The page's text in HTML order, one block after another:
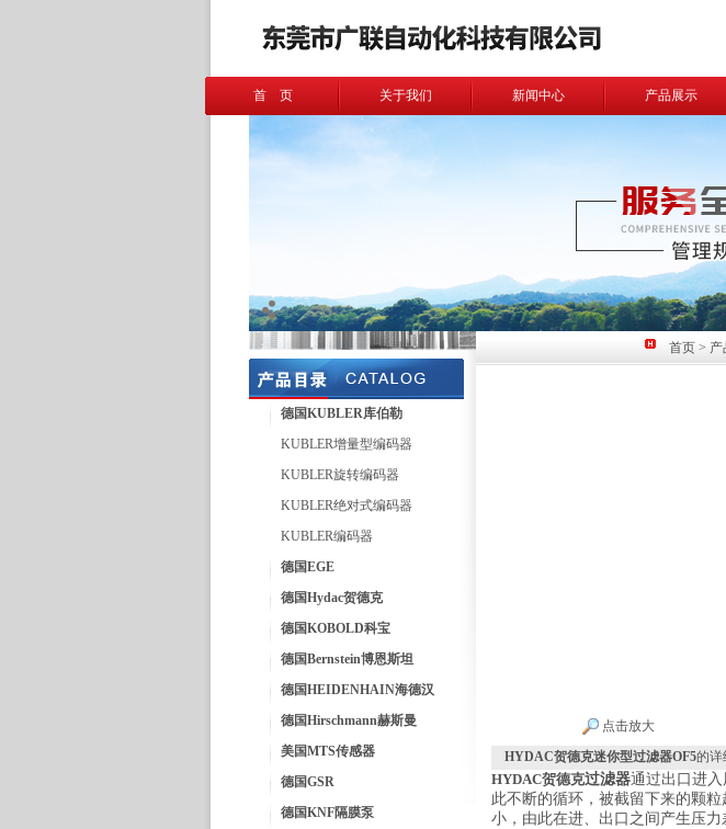
首 页 关于我们 新闻中心 产品展示
德国KUBLER库伯勒
KUBLER增量型编码器
KUBLER旋转编码器
KUBLER绝对式编码器
KUBLER编码器
德国EGE
德国Hydac贺德克
德国KOBOLD科宝
德国Bernstein博恩斯坦
德国HEIDENHAIN海德汉
德国Hirschmann赫斯曼
美国MTS传感器
德国GSR
德国KNF隔膜泵
首页 > 产
点击放大
HYDAC贺德克迷你型过滤器OF5的详
HYDAC贺德克过滤器通过出口进
此不断的循环，被截留下来的颗
小，由此在进、出口之间产生压